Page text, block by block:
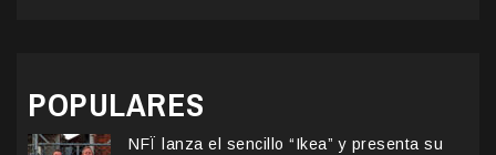
POPULARES
NFÏ lanza el sencillo “Ikea” y presenta su